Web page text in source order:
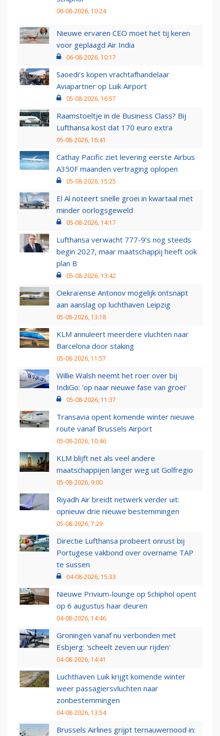
06-08-2026, 10:24
Nieuwe ervaren CEO moet het tij keren
voor geplaagd Air India
06-08-2026, 10:17
Saoedi’s kopen vrachtafhandelaar
Aviapartner op Luik Airport
05-08-2026, 16:57
Raamstoeltje in de Business Class? Bij
Lufthansa kost dat 170 euro extra
05-08-2026, 16:41
Cathay Pacific ziet levering eerste Airbus
A350F maanden vertraging oplopen
05-08-2026, 15:25
El Al noteert snelle groei in kwartaal met
minder oorlogsgeweld
05-08-2026, 14:17
Lufthansa verwacht 777-9’s nog steeds
begin 2027, maar maatschappij heeft ook
plan B
05-08-2026, 13:42
Oekraïense Antonov mogelijk ontsnapt
aan aanslag op luchthaven Leipzig
05-08-2026, 13:18
KLM annuleert meerdere vluchten naar
Barcelona door staking
05-08-2026, 11:57
Willie Walsh neemt het roer over bij
IndiGo: 'op naar nieuwe fase van groei'
05-08-2026, 11:37
Transavia opent komende winter nieuwe
route vanaf Brussels Airport
05-08-2026, 10:46
KLM blijft net als veel andere
maatschappijen langer weg uit Golfregio
05-08-2026, 9:00
Riyadh Air breidt netwerk verder uit:
opnieuw drie nieuwe bestemmingen
05-08-2026, 7:29
Directie Lufthansa probeert onrust bij
Portugese vakbond over overname TAP
te sussen
04-08-2026, 15:33
Nieuwe Privium-lounge op Schiphol opent
op 6 augustus haar deuren
04-08-2026, 14:46
Groningen vanaf nu verbonden met
Esbjerg: 'scheelt zeven uur rijden'
04-08-2026, 14:41
Luchthaven Luik krijgt komende winter
weer passagiersvluchten naar
zonbestemmingen
04-08-2026, 13:54
Brussels Airlines grijpt ternauwernood in: